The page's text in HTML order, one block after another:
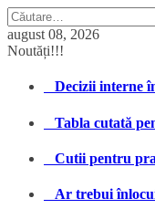
Caută
după:
august 08, 2026
Noutăți!!!
Decizii interne
Tabla cutată
Cutii pentru
Ar trebui